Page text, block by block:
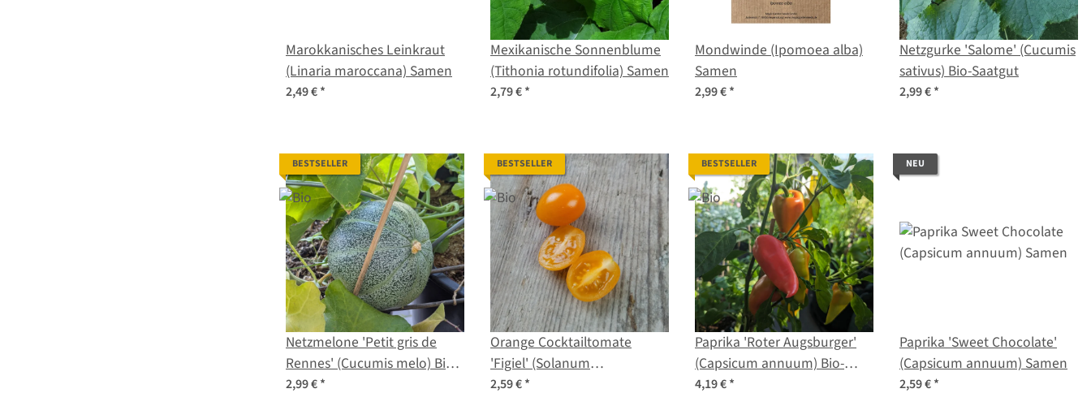
Marokkanisches Leinkraut
(Linaria maroccana) Samen
2,49 €*
Mexikanische Sonnenblume
(Tithonia rotundifolia) Samen
2,79 €*
Mondwinde (Ipomoea alba)
Samen
2,99 €*
Netzgurke 'Salome' (Cucumis
sativus) Bio-Saatgut
2,99 €*
BESTSELLER
Netzmelone 'Petit gris de
Rennes' (Cucumis melo) Bio-
Saatgut
2,99 €*
BESTSELLER
Orange Cocktailtomate
'Figiel' (Solanum
lycopersicum) Bio Saatgut
2,59 €*
BESTSELLER
Paprika 'Roter Augsburger'
(Capsicum annuum) Bio-
Saatgut
4,19 €*
NEU
Paprika 'Sweet Chocolate'
(Capsicum annuum) Samen
2,59 €*